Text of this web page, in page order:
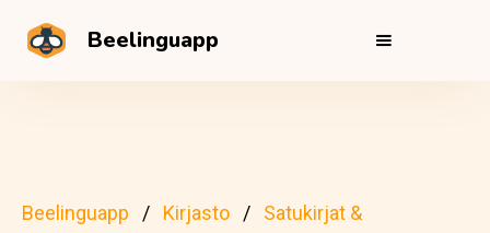
Beelinguapp
Beelinguapp Kirjasto
Satukirjat &